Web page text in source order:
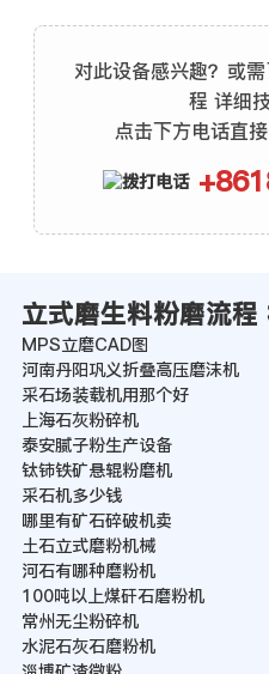
对此设备感兴趣？或
程 详细
点击下方电话直
立式磨生料粉磨流程
MPS立磨CAD图
河南丹阳巩义折叠高压磨沫机
采石场装载机用那个好
上海石灰粉碎机
泰安腻子粉生产设备
钛铈铁矿悬辊粉磨机
采石机多少钱
哪里有矿石碎破机卖
土石立式磨粉机械
河石有哪种磨粉机
100吨以上煤矸石磨粉机
常州无尘粉碎机
水泥石灰石磨粉机